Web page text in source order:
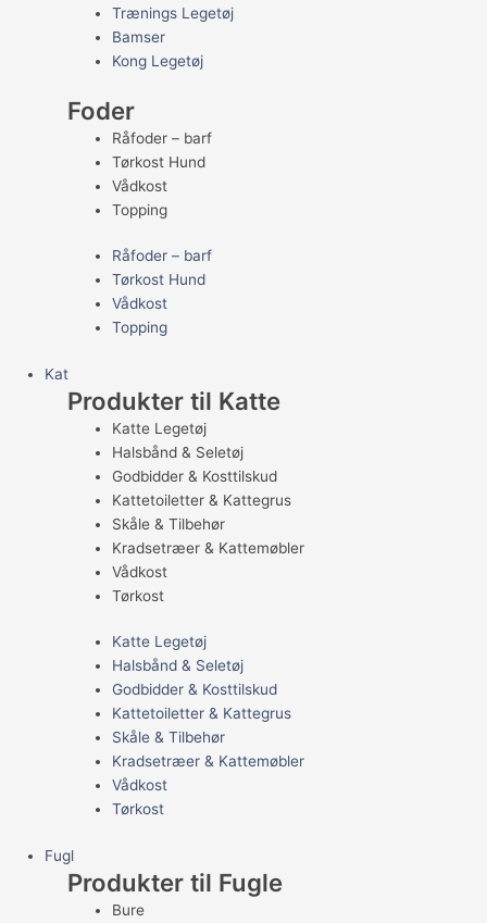
Trænings Legetøj
Bamser
Kong Legetøj
Foder
Råfoder – barf
Tørkost Hund
Vådkost
Topping
Råfoder – barf
Tørkost Hund
Vådkost
Topping
Kat
Produkter til Katte
Katte Legetøj
Halsbånd & Seletøj
Godbidder & Kosttilskud
Kattetoiletter & Kattegrus
Skåle & Tilbehør
Kradsetræer & Kattemøbler
Vådkost
Tørkost
Katte Legetøj
Halsbånd & Seletøj
Godbidder & Kosttilskud
Kattetoiletter & Kattegrus
Skåle & Tilbehør
Kradsetræer & Kattemøbler
Vådkost
Tørkost
Fugl
Produkter til Fugle
Bure